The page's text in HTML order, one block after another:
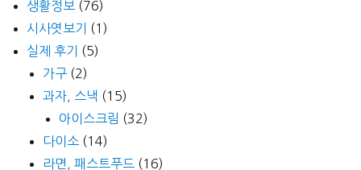
생활정보 (76)
시사엿보기
(1)
실제 후기
(5)
가구 (2)
과자, 스낵 (15)
아이스크림 (32)
다이소 (14)
라면, 패스트푸드 (16)